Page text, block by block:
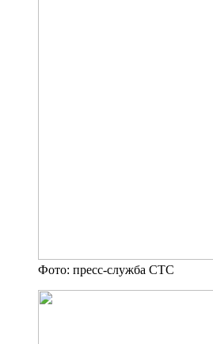
Фото: пресс-служба СТС